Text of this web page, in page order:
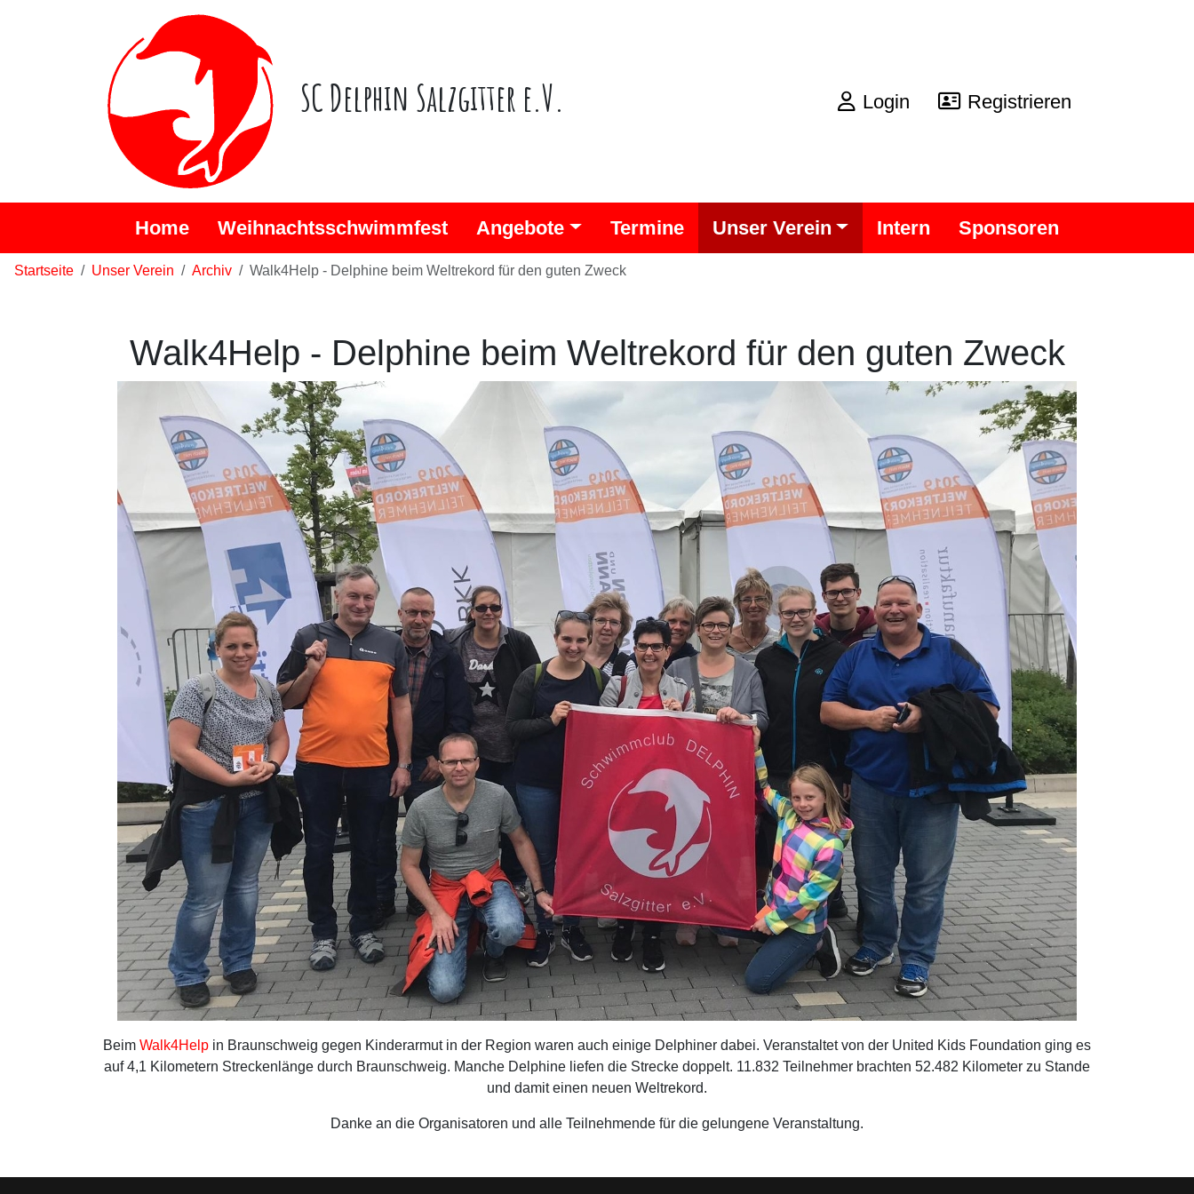
SC Delphin Salzgitter e.V. Login Registrieren
Home Weihnachtsschwimmfest Angebote Termine Unser Verein Intern Sponsoren
Startseite Unser Verein Archiv Walk4Help - Delphine beim Weltrekord für den guten Zweck
Walk4Help - Delphine beim Weltrekord für den guten Zweck
Beim Walk4Help in Braunschweig gegen Kinderarmut in der Region waren auch einige Delphiner dabei. Veranstaltet von der United Kids Foundation ging es
auf 4,1 Kilometern Streckenlänge durch Braunschweig. Manche Delphine liefen die Strecke doppelt. 11.832 Teilnehmer brachten 52.482 Kilometer zu Stande
und damit einen neuen Weltrekord.
Danke an die Organisatoren und alle Teilnehmende für die gelungene Veranstaltung.